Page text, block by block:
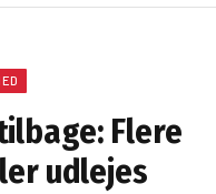
Flere
udlejes